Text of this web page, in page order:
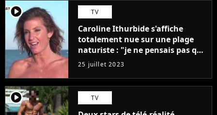
player2 TV
Caroline Ithurbide s'affiche
totalement nue sur une plage
naturiste : "je ne pensais pas que
j'arriverais à le faire..."
25 juillet 2023
player2 TV